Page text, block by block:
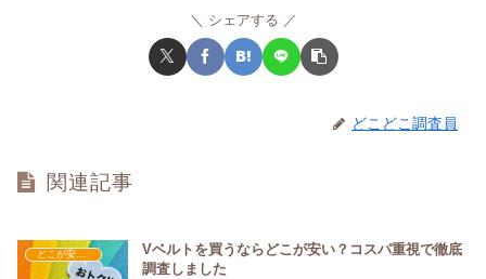
シェアする
どこどこ調査員
関連記事
どこが安い？-カー用品・バイク用品
Vベルトを買うならどこが安い？コスパ重視で徹底
調査しました